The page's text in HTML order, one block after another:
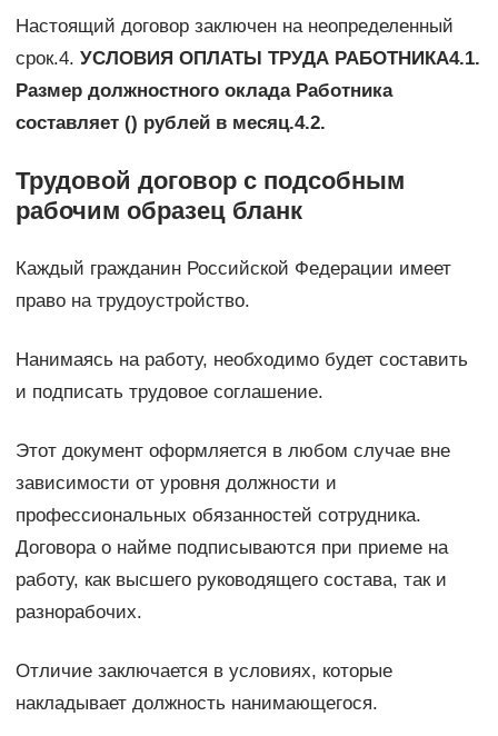
Настоящий договор заключен на неопределенный
срок.4. УСЛОВИЯ ОПЛАТЫ ТРУДА РАБОТНИКА4.1.
Размер должностного оклада Работника
составляет () рублей в месяц.4.2.
Трудовой договор с подсобным
рабочим образец бланк
Каждый гражданин Российской Федерации имеет
право на трудоустройство.
Нанимаясь на работу, необходимо будет составить
и подписать трудовое соглашение.
Этот документ оформляется в любом случае вне
зависимости от уровня должности и
профессиональных обязанностей сотрудника.
Договора о найме подписываются при приеме на
работу, как высшего руководящего состава, так и
разнорабочих.
Отличие заключается в условиях, которые
накладывает должность нанимающегося.